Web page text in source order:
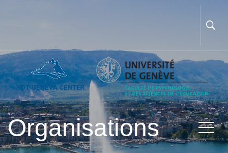
Organisations